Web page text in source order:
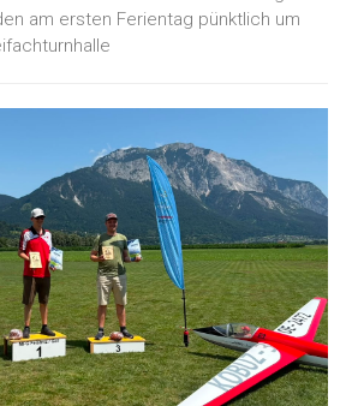
am ersten Ferientag pünktlich um